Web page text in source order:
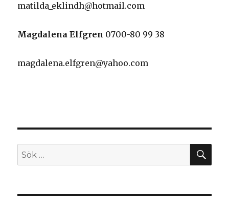
matilda_eklindh@hotmail.com
Magdalena Elfgren 0700-80 99 38
magdalena.elfgren@yahoo.com
Sök
efter: